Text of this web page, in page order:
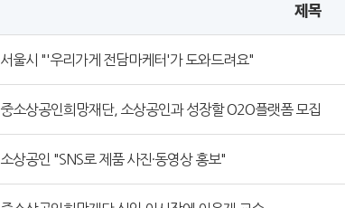
제목
서울시 "'우리가게 전담마케터'가 도와드려요"
중소상공인희망재단, 소상공인과 성장할 O2O플랫폼 모집
소상공인 "SNS로 제품 사진·동영상 홍보"